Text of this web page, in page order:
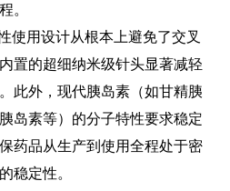
。
使用设计从根本上避免了交叉
置的超细纳米级针头显著减轻
此外，现代胰岛素（如甘精胰
岛素等）的分子特性要求稳定
药品从生产到使用全程处于密
稳定性。